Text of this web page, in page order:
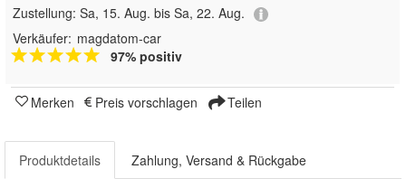
Zustellung: Sa, 15. Aug. bis Sa, 22. Aug.
Verkäufer: magdatom-car
97% positiv
Merken Preis vorschlagen Teilen
Produktdetails Zahlung, Versand & Rückgabe